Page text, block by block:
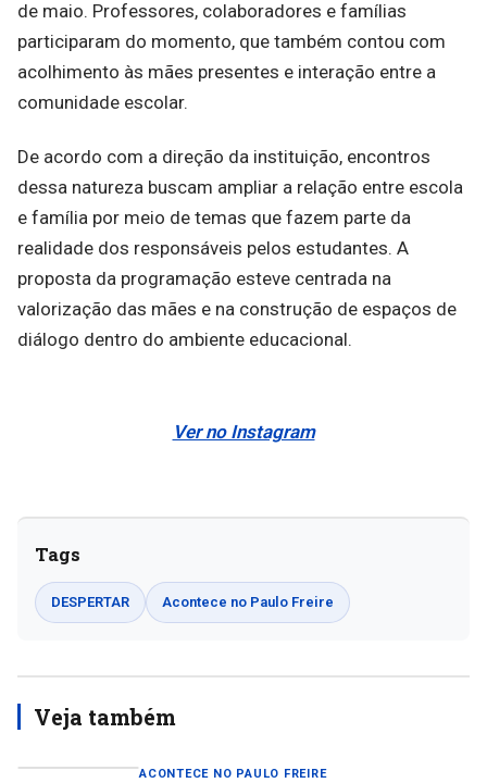
de maio. Professores, colaboradores e famílias
participaram do momento, que também contou com
acolhimento às mães presentes e interação entre a
comunidade escolar.
De acordo com a direção da instituição, encontros
dessa natureza buscam ampliar a relação entre escola
e família por meio de temas que fazem parte da
realidade dos responsáveis pelos estudantes. A
proposta da programação esteve centrada na
valorização das mães e na construção de espaços de
diálogo dentro do ambiente educacional.
Ver no Instagram
Tags
DESPERTAR Acontece no Paulo Freire
Veja também
ACONTECE NO PAULO FREIRE